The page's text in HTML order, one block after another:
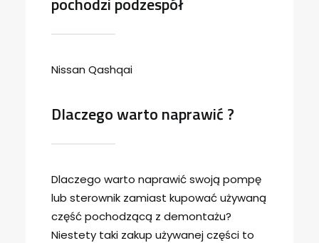
Nissan Qashqai
Dlaczego warto naprawić ?
Dlaczego warto naprawić swoją pompę
lub sterownik zamiast kupować używaną
część pochodzącą z demontażu?
Niestety taki zakup używanej części to